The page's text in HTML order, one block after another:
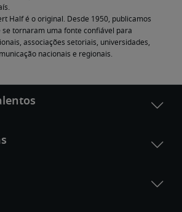
Half é o original. Desde 1950, publicamos
se tornaram uma fonte confiável para
associações setoriais, universidades,
nacionais e regionais.